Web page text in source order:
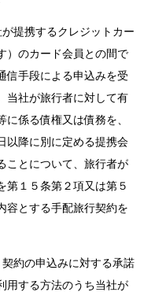
提携するクレジットカー
）のカード会員との間で
信手段による申込みを受
当社が旅行者に対して有
係る債権又は債務を、
以降に別に定める提携会
ことについて、旅行者が
第１５条第２項又は第５
容とする手配旅行契約を
約の申込みに対する承諾
用する方法のうち当社が